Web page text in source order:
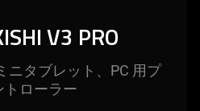
V3 PRO
ニタブレット、PC 用プ
トローラー